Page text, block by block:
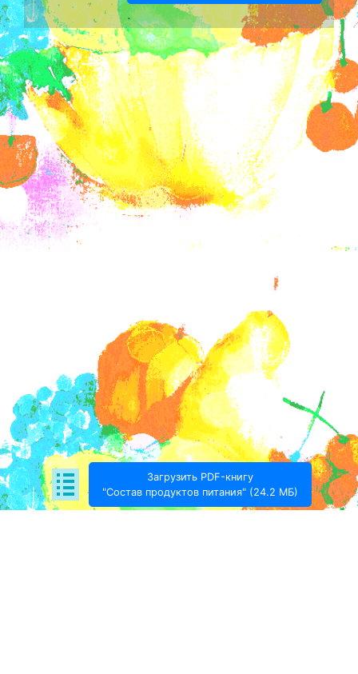
.
Загрузить PDF-книгу
"Состав продуктов питания" (24.2 МБ)